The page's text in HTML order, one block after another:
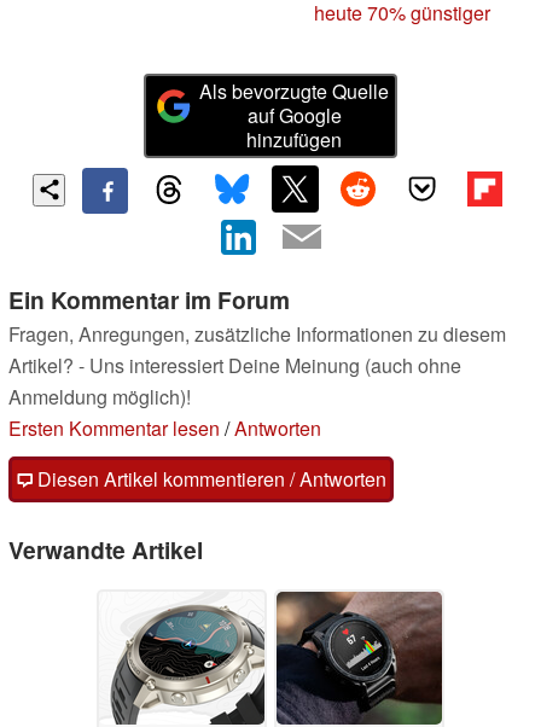
heute 70% günstiger
Als bevorzugte Quelle
auf Google
hinzufügen
Ein Kommentar im Forum
Fragen, Anregungen, zusätzliche Informationen zu diesem
Artikel? - Uns interessiert Deine Meinung (auch ohne
Anmeldung möglich)!
Ersten Kommentar lesen /Antworten
Diesen Artikel kommentieren / Antworten
Verwandte Artikel